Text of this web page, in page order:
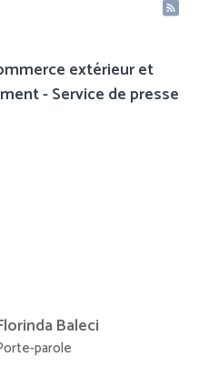
extérieur et
- Service de presse
Baleci
parole